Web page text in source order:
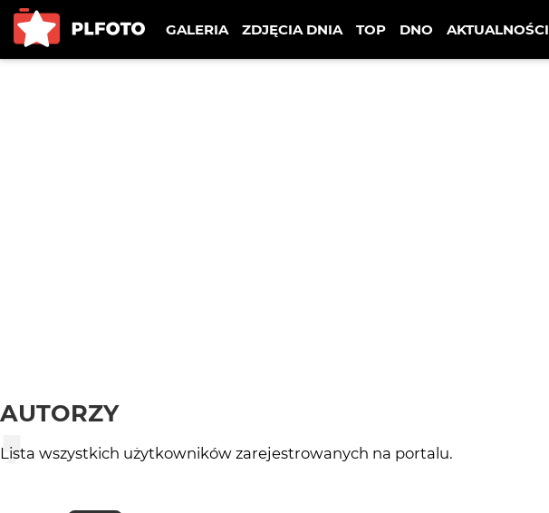
GALERIA ZDJĘCIA DNIA TOP DNO AKTUALNOŚCI
AUTORZY
Lista wszystkich użytkowników zarejestrowanych na portalu.